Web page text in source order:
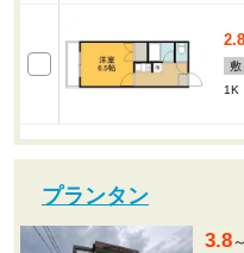
敷
1K
プランタン
3.8～